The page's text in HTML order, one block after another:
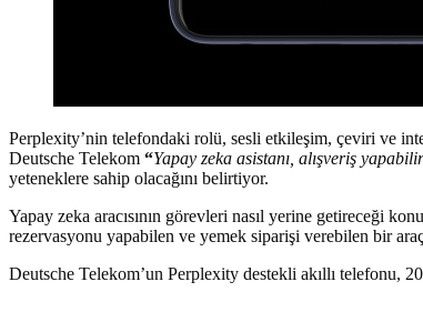
Perplexity’nin telefondaki rolü, sesli etkileşim, çeviri ve
Deutsche Telekom “Yapay zeka asistanı, alışveriş
yeteneklere sahip olacağını belirtiyor.
Yapay zeka aracısının görevleri nasıl yerine getireceği
rezervasyonu yapabilen ve yemek siparişi verebilen bir
Deutsche Telekom’un Perplexity destekli akıllı telefonu,